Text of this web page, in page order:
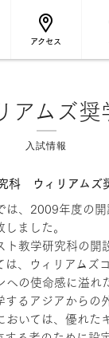
アクセス
アムズ
入試情報
科 ウィリアムズ
は、2009年度の開
ました。
ト教学研究科の開
、ウィリアムズ
への使命感に溢れ
るアジアからの
おいては、優れた